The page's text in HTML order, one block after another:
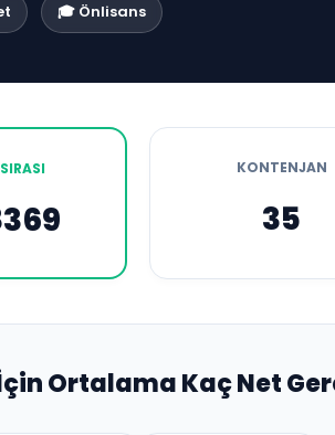
🎓 Önlisans
KONTENJAN
35
Ortalama Kaç Net